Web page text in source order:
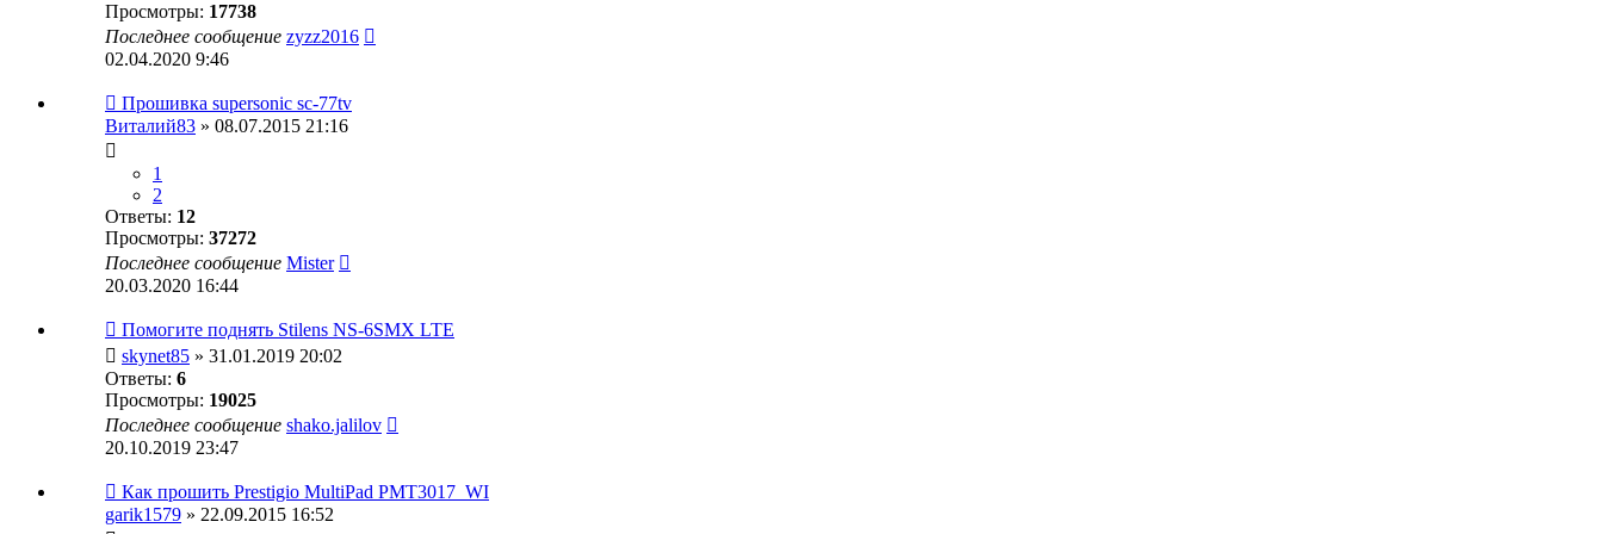
Просмотры: 17738
Последнее сообщение zyzz2016
02.04.2020 9:46
Прошивка supersonic sc-77tv
Виталий83 » 08.07.2015 21:16
1
2
Ответы: 12
Просмотры: 37272
Последнее сообщение Mister
20.03.2020 16:44
Помогите поднять Stilens NS-6SMX LTE
skynet85 » 31.01.2019 20:02
Ответы: 6
Просмотры: 19025
Последнее сообщение shako.jalilov
20.10.2019 23:47
Как прошить Prestigio MultiPad PMT3017_WI
garik1579 » 22.09.2015 16:52